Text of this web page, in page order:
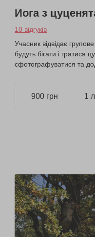
Йога з
10 відгуків
Учасник відвідає
будуть бігати і гратися
сфотографуватися та
900 грн 1